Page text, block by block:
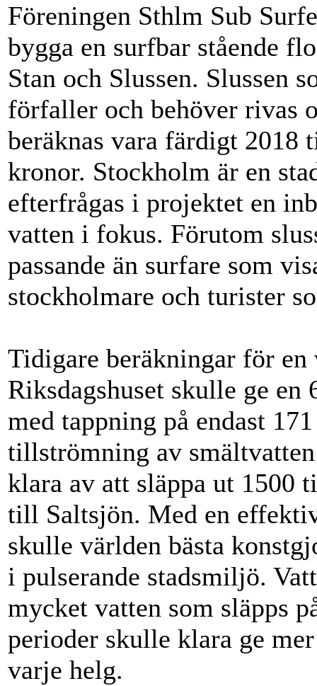
Föreningen Sthlm Sub
bygga en surfbar stående
Stan och Slussen. Slussen
förfaller och behöver rivas
beräknas vara färdigt 2018
kronor. Stockholm är en
efterfrågas i projektet en
vatten i fokus. Förutom
passande än surfare som
stockholmare och turister
Tidigare beräkningar för
Riksdagshuset skulle ge en
med tappning på endast
tillströmning av
klara av att släppa ut 1500
till Saltsjön. Med en
skulle världen bästa
i pulserande stadsmiljö.
mycket vatten som släpps
perioder skulle klara ge
varje helg.